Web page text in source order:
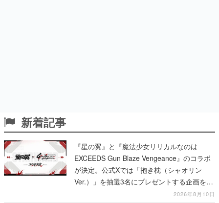
新着記事
『星の翼』と『魔法少女リリカルなのは
EXCEEDS Gun Blaze Vengeance』のコラボ
が決定。公式Xでは「抱き枕（シャオリン
Ver.）」を抽選3名にプレゼントする企画を実
2026年8月10日